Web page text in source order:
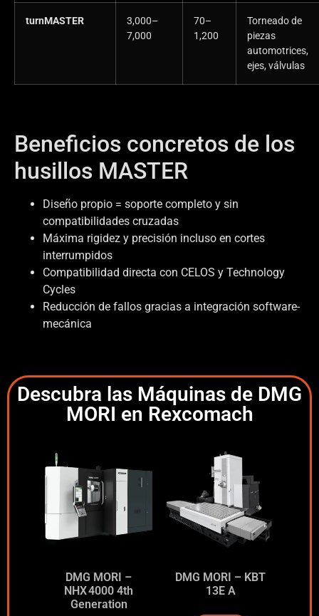
turnMASTER
3,000–
7,000
70–
1,200
Torneado de
piezas
automotrices,
ejes, válvulas
Beneficios concretos de los
husillos MASTER
Diseño propio = soporte completo y sin
compatibilidades cruzadas
Máxima rigidez y precisión incluso en cortes
interrumpidos
Compatibilidad directa con CELOS y Technology
Cycles
Reducción de fallos gracias a integración software-
mecánica
Descubra las Máquinas de DMG
MORI en Rexcomach
DMG MORI –
NHX 4000 4th
Generation
DMG MORI – KBT
13E A